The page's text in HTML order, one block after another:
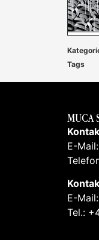
Tags
MUCA
E-
E-
Tel.: